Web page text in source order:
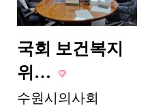
국회 보건복지
위…
수원시의사회